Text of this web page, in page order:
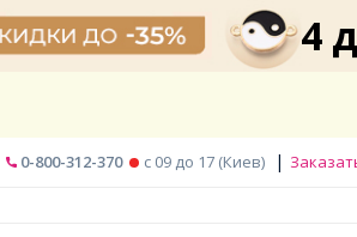
4
0-800-312-370 c 09 до 17 (Киев) |